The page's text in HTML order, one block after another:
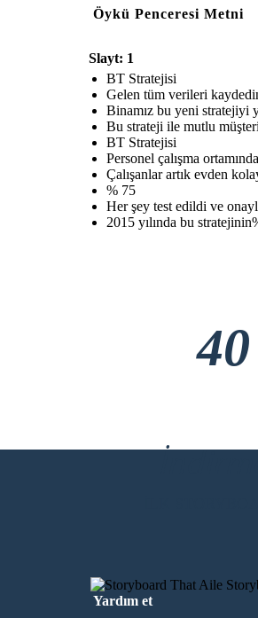
Öykü Penceresi Metni
Slayt: 1
BT Stratejisi
Gelen tüm verileri
Binamız bu yeni stratejiyi
Bu strateji ile mutlu
BT Stratejisi
Personel çalışma
Çalışanlar artık evden
% 75
Her şey test edildi ve
2015 yılında bu
Yardım et